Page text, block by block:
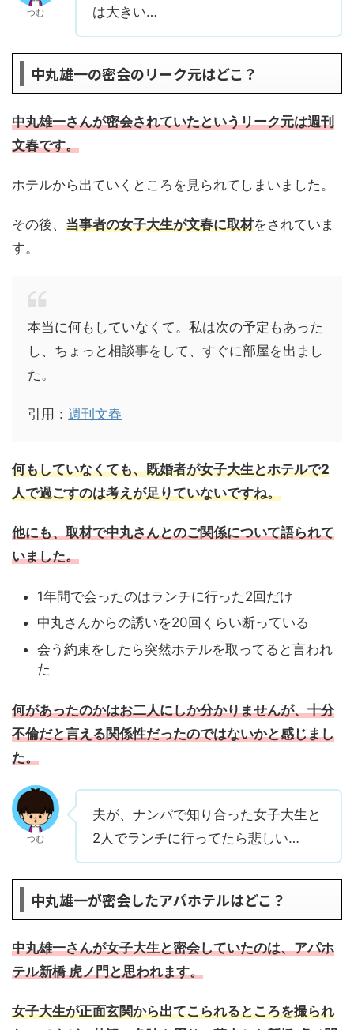
つむ
は大きい…
中丸雄一の密会のリーク元はどこ？
中丸雄一さんが密会されていたというリーク元は週刊
文春です。
ホテルから出ていくところを見られてしまいました。
その後、 当事者の女子大生が文春に取材をされていま
す。
本当に何もしていなくて。私は次の予定もあった
し、ちょっと相談事をして、すぐに部屋を出まし
た。
引用： 週刊文春
何もしていなくても、既婚者が女子大生とホテルで2
人で過ごすのは考えが足りていないですね。
他にも、取材で中丸さんとのご関係について語られて
いました。
1年間で会ったのはランチに行った2回だけ
中丸さんからの誘いを20回くらい断っている
会う約束をしたら突然ホテルを取ってると言われ
た
何があったのかはお二人にしか分かりませんが、十分
不倫だと言える関係性だったのではないかと感じまし
た。
つむ
夫が、ナンパで知り合った女子大生と
2人でランチに行ってたら悲しい…
中丸雄一が密会したアパホテルはどこ？
中丸雄一さんが女子大生と密会していたのは、アパホ
テル新橋 虎ノ門と思われます。
女子大生が正面玄関から出てこられるところを撮られ